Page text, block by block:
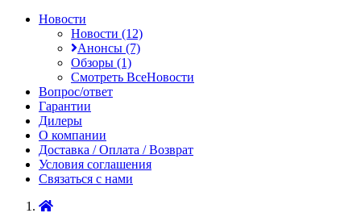
Новости
Новости (12)
Анонсы (7)
Обзоры (1)
Смотреть ВсеНовости
Вопрос/ответ
Гарантии
Дилеры
О компании
Доставка / Оплата / Возврат
Условия соглашения
Связаться с нами